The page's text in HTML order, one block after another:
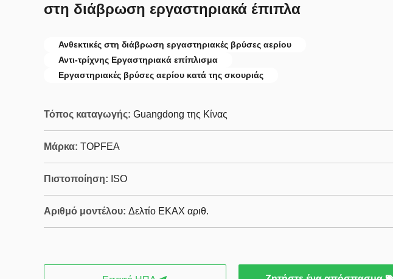
στη διάβρωση εργαστηριακά έπιπλα
Ανθεκτικές στη διάβρωση εργαστηριακές βρύσες αερίου
Αντι-τρίχνης Εργαστηριακά επίπλισμα
Εργαστηριακές βρύσες αερίου κατά της σκουριάς
Τόπος καταγωγής: Guangdong της Κίνας
Μάρκα: TOPFEA
Πιστοποίηση: ISO
Αριθμό μοντέλου: Δελτίο ΕΚΑΧ αριθ.